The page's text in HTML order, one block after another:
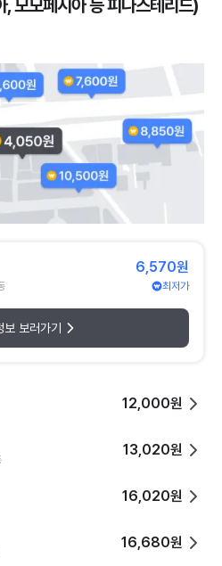
모모페시아 등 피나스테리드)
6,570원
최저가
보 보러가기
12,000원
13,020원
16,020원
16,680원